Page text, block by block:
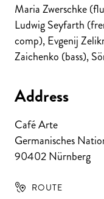
Maria Zwerschke
Ludwig Seyfarth
comp), Evgenij
Zaichenko (bass),
Address
Café Arte
Germanisches
90402Nürnberg
ROUTE